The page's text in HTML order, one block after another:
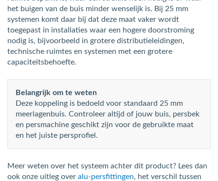
het buigen van de buis minder wenselijk is. Bij 25 mm
systemen komt daar bij dat deze maat vaker wordt
toegepast in installaties waar een hogere doorstroming
nodig is, bijvoorbeeld in grotere distributieleidingen,
technische ruimtes en systemen met een grotere
capaciteitsbehoefte.
Belangrijk om te weten
Deze koppeling is bedoeld voor standaard 25 mm
meerlagenbuis. Controleer altijd of jouw buis, persbek
en persmachine geschikt zijn voor de gebruikte maat
en het juiste persprofiel.
Meer weten over het systeem achter dit product? Lees dan
ook onze uitleg over alu-persfittingen, het verschil tussen